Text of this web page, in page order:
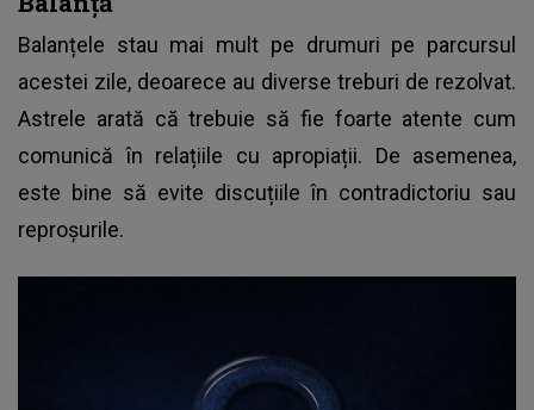
Balanțele stau mai mult pe drumuri pe parcursul
acestei zile, deoarece au diverse treburi de rezolvat.
Astrele arată că trebuie să fie foarte atente cum
comunică în relațiile cu apropiații. De asemenea,
este bine să evite discuțiile în contradictoriu sau
reproșurile.